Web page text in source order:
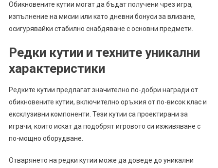
Обикновените кутии могат да бъдат получени чрез игра,
изпълнение на мисии или като дневни бонуси за влизане,
осигурявайки стабилно снабдяване с основни предмети.
Редки кутии и техните уникални
характеристики
Редките кутии предлагат значително по-добри награди от
обикновените кутии, включително оръжия от по-висок клас и
ексклузивни компоненти. Тези кутии са проектирани за
играчи, които искат да подобрят игровото си изживяване с
по-мощно оборудване.
Отварянето на редки кутии може да доведе до уникални